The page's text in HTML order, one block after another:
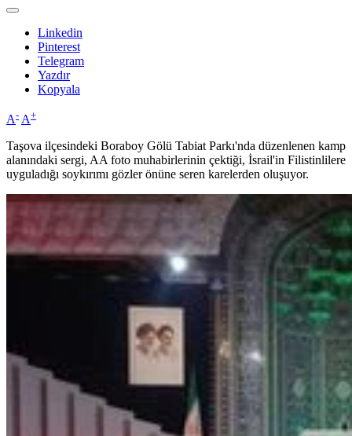
Linkedin
Pinterest
Telegram
Yazdır
Kopyala
A- A+
Taşova ilçesindeki Boraboy Gölü Tabiat Parkı'nda düzenlenen kamp
alanındaki sergi, AA foto muhabirlerinin çektiği, İsrail'in Filistinlilere
uyguladığı soykırımı gözler önüne seren karelerden oluşuyor.